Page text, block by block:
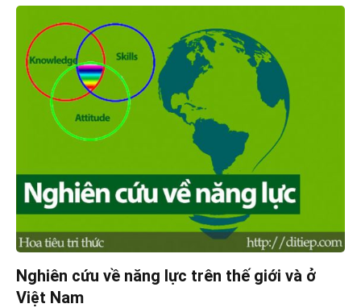
Nghiên cứu về năng lực trên thế giới và ở
Việt Nam